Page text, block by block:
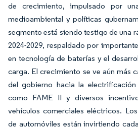
de crecimiento, impulsado por
medioambiental y políticas
segmento está siendo testigo de una
2024-2029, respaldado por
en tecnología de baterías y el
carga. El crecimiento se ve aún más
del gobierno hacia la
como FAME II y diversos
vehículos comerciales eléctricos.
de automóviles están invirtiendo